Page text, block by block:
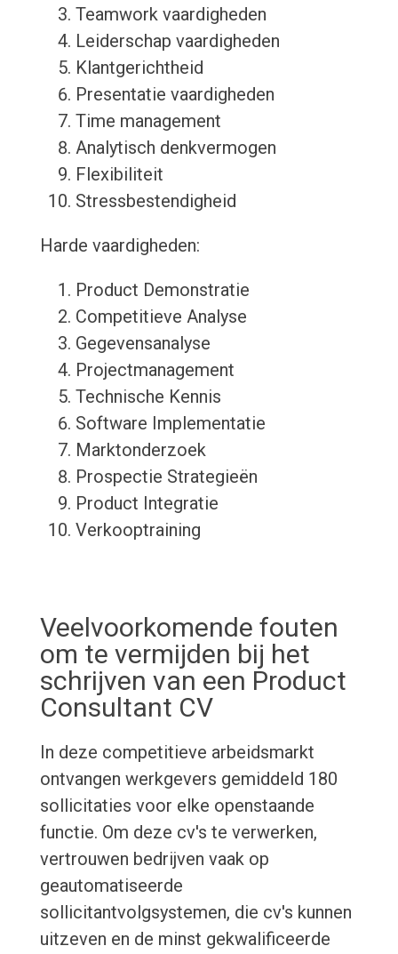
Teamwork vaardigheden
Leiderschap vaardigheden
Klantgerichtheid
Presentatie vaardigheden
Time management
Analytisch denkvermogen
Flexibiliteit
Stressbestendigheid
Harde vaardigheden:
Product Demonstratie
Competitieve Analyse
Gegevensanalyse
Projectmanagement
Technische Kennis
Software Implementatie
Marktonderzoek
Prospectie Strategieën
Product Integratie
Verkooptraining
Veelvoorkomende fouten
om te vermijden bij het
schrijven van een Product
Consultant CV
In deze competitieve arbeidsmarkt
ontvangen werkgevers gemiddeld 180
sollicitaties voor elke openstaande
functie. Om deze cv's te verwerken,
vertrouwen bedrijven vaak op
geautomatiseerde
sollicitantvolgsystemen, die cv's kunnen
uitzeven en de minst gekwalificeerde